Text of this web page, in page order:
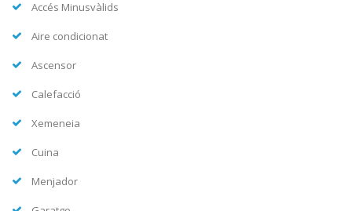
Accés Minusvàlids
Aire condicionat
Ascensor
Calefacció
Xemeneia
Cuina
Menjador